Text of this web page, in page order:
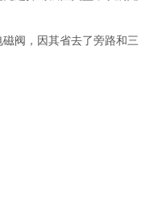
阀，因其省去了旁路和三